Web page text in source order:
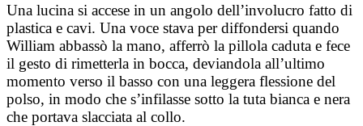
Una lucina si accese in un angolo dell’involucro fatto di
plastica e cavi. Una voce stava per diffondersi quando
William abbassò la mano, afferrò la pillola caduta e fece
il gesto di rimetterla in bocca, deviandola all’ultimo
momento verso il basso con una leggera flessione del
polso, in modo che s’infilasse sotto la tuta bianca e nera
che portava slacciata al collo.